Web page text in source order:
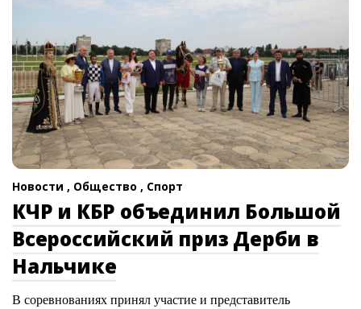
Новости , Общество , Спорт
КЧР и КБР объединил Большой
Всероссийский приз Дерби в
Нальчике
В соревнованиях принял участие и представитель